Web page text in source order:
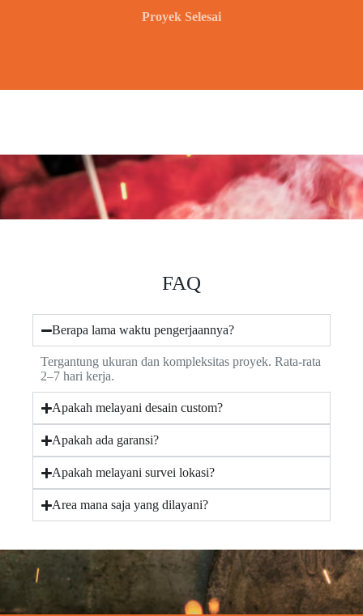
Proyek Selesai
FAQ
Berapa lama waktu pengerjaannya?
Tergantung ukuran dan kompleksitas proyek. Rata-rata
2–7 hari kerja.
Apakah melayani desain custom?
Apakah ada garansi?
Apakah melayani survei lokasi?
Area mana saja yang dilayani?